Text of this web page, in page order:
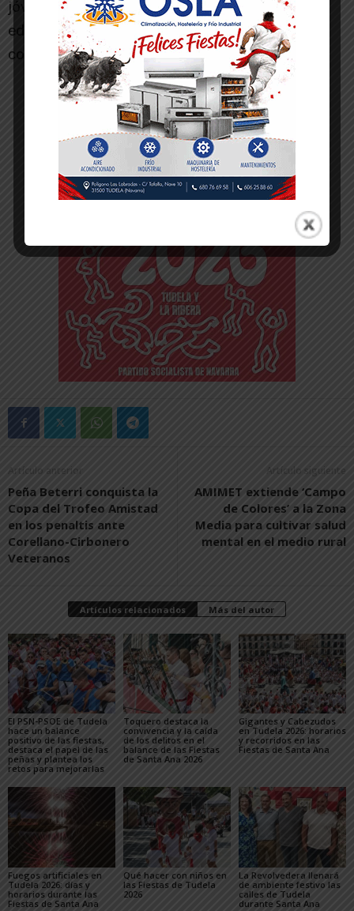
jóvenes de la ciudad mediante experiencias
educativas de calidad desarrolladas en
colaboración con la comunidad educativa.
-- Publicidad --
Artículo anterior
Peña Beterri conquista la
Copa del Trofeo Amistad
en los penaltis ante
Corellano-Cirbonero
Veteranos
Artículo siguiente
AMIMET extiende ‘Campo
de Colores’ a la Zona
Media para cultivar salud
mental en el medio rural
Artículos relacionados Más del autor
El PSN-PSOE de Tudela
hace un balance
positivo de las fiestas,
destaca el papel de las
peñas y plantea los
retos para mejorarlas
Toquero destaca la
convivencia y la caída
de los delitos en el
balance de las Fiestas
de Santa Ana 2026
Gigantes y Cabezudos
en Tudela 2026: horarios
y recorridos en las
Fiestas de Santa Ana
Fuegos artificiales en
Tudela 2026: días y
horarios durante las
Fiestas de Santa Ana
Qué hacer con niños en
las Fiestas de Tudela
2026
La Revolvedera llenará
de ambiente festivo las
calles de Tudela
durante Santa Ana